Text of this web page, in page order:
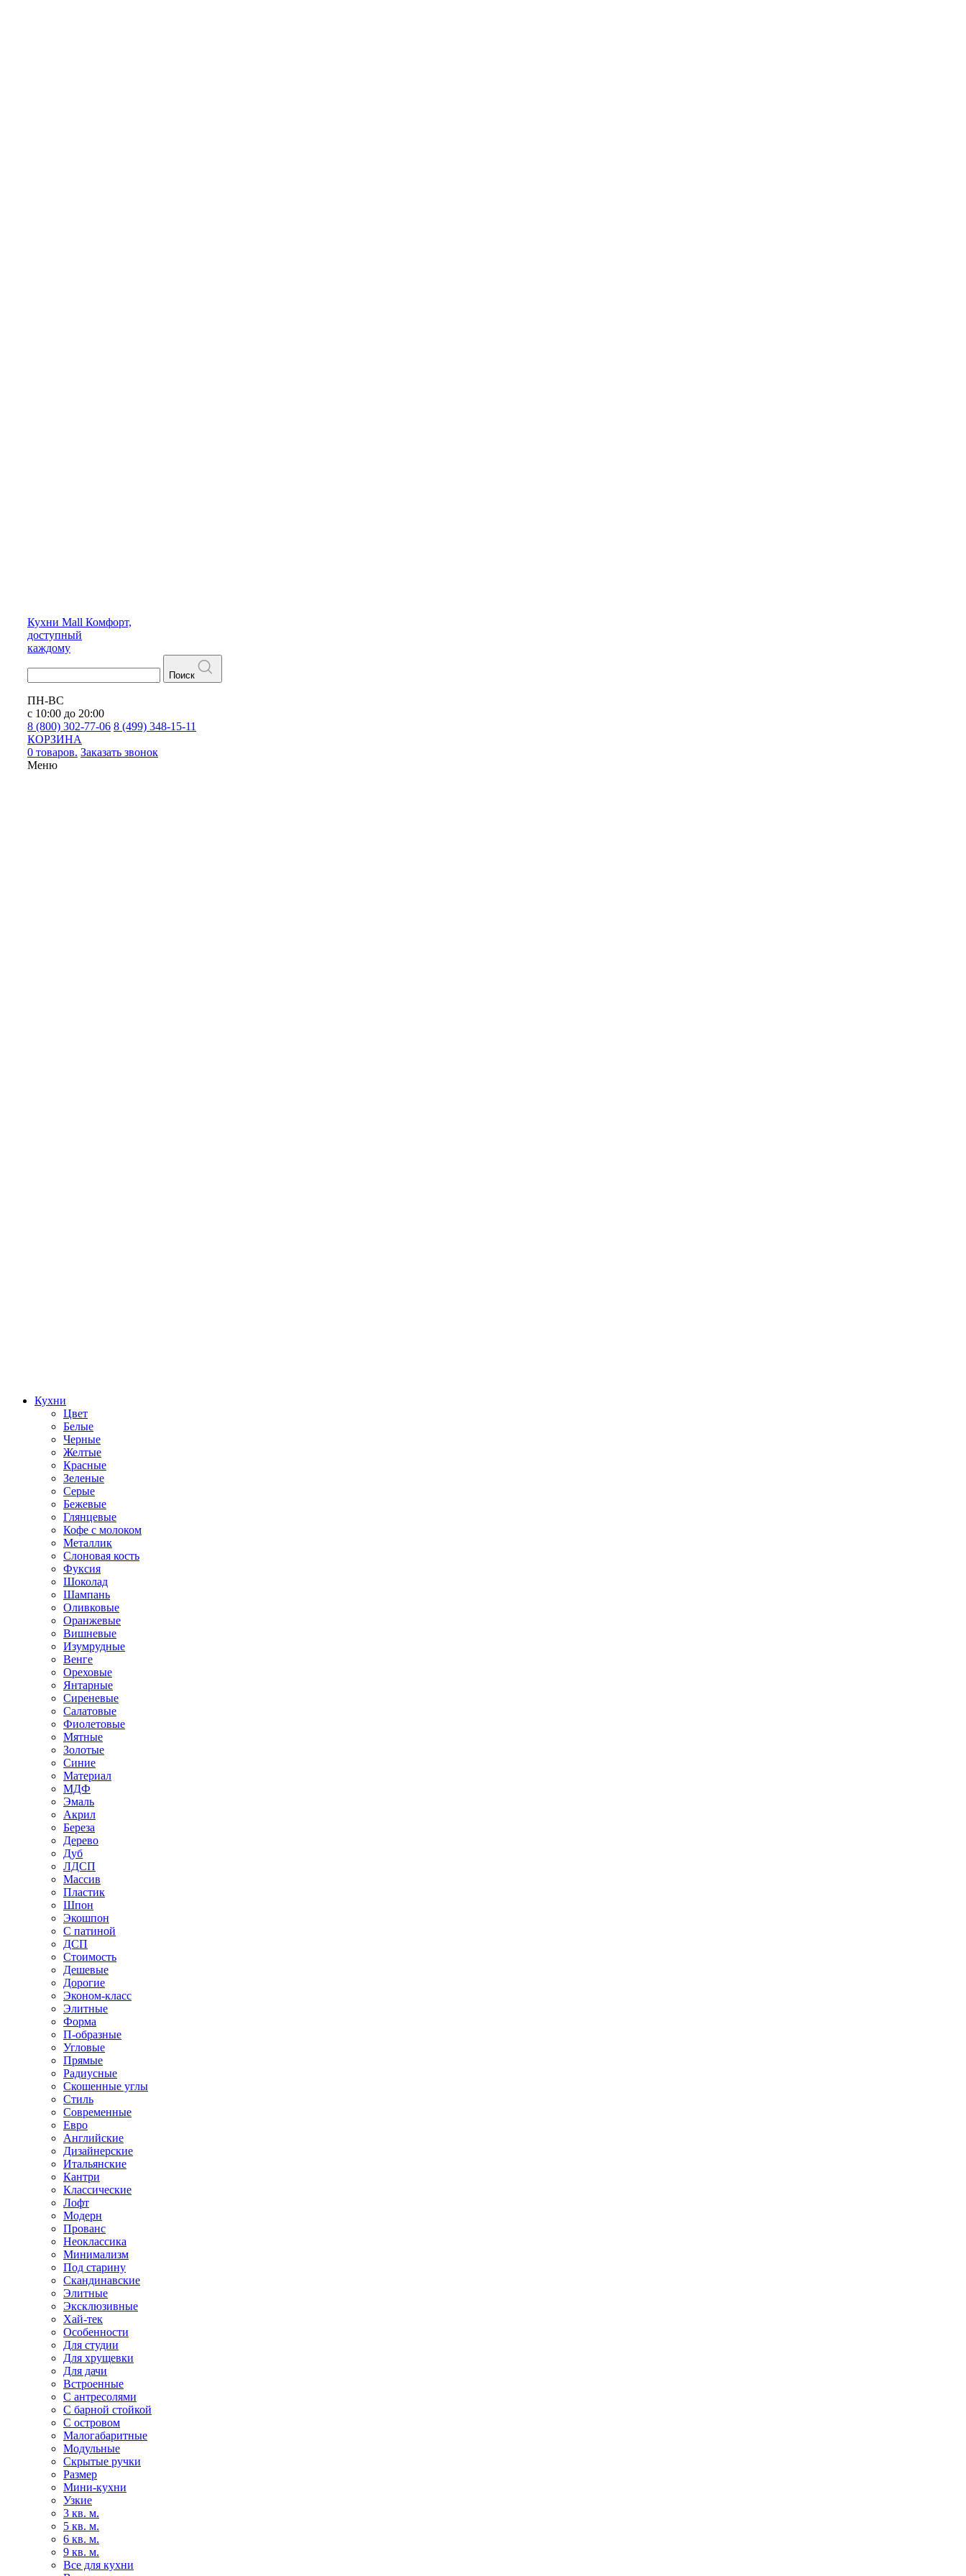
Кухни Mall Комфорт,
доступный
каждому
Поиск
ПН-ВС
с 10:00 до 20:00
8 (800) 302-77-06 8 (499) 348-15-11
КОРЗИНА
0 товаров. Заказать звонок
Меню
Кухни
Цвет
Белые
Черные
Желтые
Красные
Зеленые
Серые
Бежевые
Глянцевые
Кофе с молоком
Металлик
Слоновая кость
Фуксия
Шоколад
Шампань
Оливковые
Оранжевые
Вишневые
Изумрудные
Венге
Ореховые
Янтарные
Сиреневые
Салатовые
Фиолетовые
Мятные
Золотые
Синие
Материал
МДФ
Эмаль
Акрил
Береза
Дерево
Дуб
ЛДСП
Массив
Пластик
Шпон
Экошпон
С патиной
ДСП
Стоимость
Дешевые
Дорогие
Эконом-класс
Элитные
Форма
П-образные
Угловые
Прямые
Радиусные
Скошенные углы
Стиль
Современные
Евро
Английские
Дизайнерские
Итальянские
Кантри
Классические
Лофт
Модерн
Прованс
Неоклассика
Минимализм
Под старину
Скандинавские
Элитные
Эксклюзивные
Хай-тек
Особенности
Для студии
Для хрущевки
Для дачи
Встроенные
С антресолями
С барной стойкой
С островом
Малогабаритные
Модульные
Скрытые ручки
Размер
Мини-кухни
Узкие
3 кв. м.
5 кв. м.
6 кв. м.
9 кв. м.
Все для кухни